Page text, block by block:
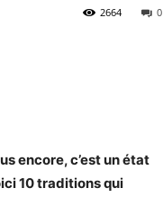
0
2664
encore, c’est un état
10 traditions qui